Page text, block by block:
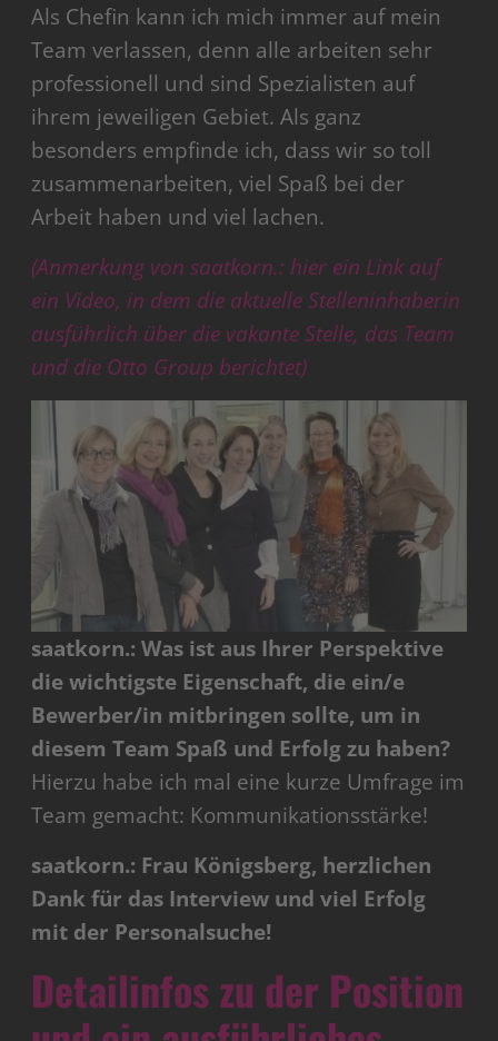
Als Chefin kann ich mich immer auf mein
Team verlassen, denn alle arbeiten sehr
professionell und sind Spezialisten auf
ihrem jeweiligen Gebiet. Als ganz
besonders empfinde ich, dass wir so toll
zusammenarbeiten, viel Spaß bei der
Arbeit haben und viel lachen.
(Anmerkung von saatkorn.: hier ein Link auf
ein Video, in dem die aktuelle Stelleninhaberin
ausführlich über die vakante Stelle, das Team
und die Otto Group berichtet)
saatkorn.: Was ist aus Ihrer Perspektive
die wichtigste Eigenschaft, die ein/e
Bewerber/in mitbringen sollte, um in
diesem Team Spaß und Erfolg zu haben?
Hierzu habe ich mal eine kurze Umfrage im
Team gemacht: Kommunikationsstärke!
saatkorn.: Frau Königsberg, herzlichen
Dank für das Interview und viel Erfolg
mit der Personalsuche!
Detailinfos zu der Position